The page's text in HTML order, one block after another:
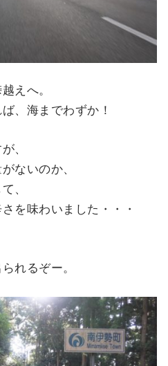
えへ。
、海までわずか！
、
ないのか、
、
を味わいました・・・
れるぞー。